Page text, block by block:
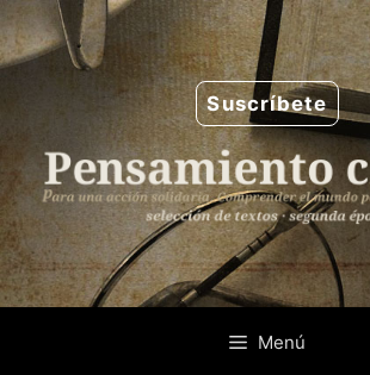
Saltar
al
contenido
Suscríbete
Menú